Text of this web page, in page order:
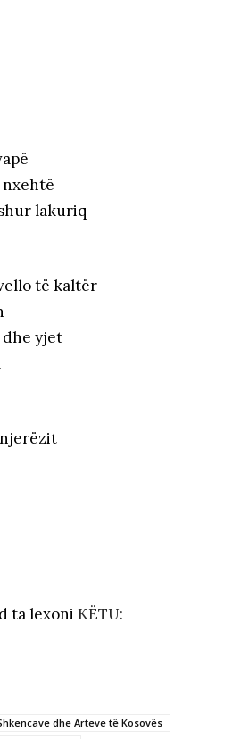
lakuriq
të kaltër
dhe yjet
ta lexoni KËTU:
dhe Arteve të Kosovës